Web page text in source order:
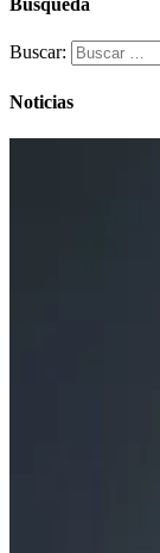
Busqueda
Buscar:
Noticias